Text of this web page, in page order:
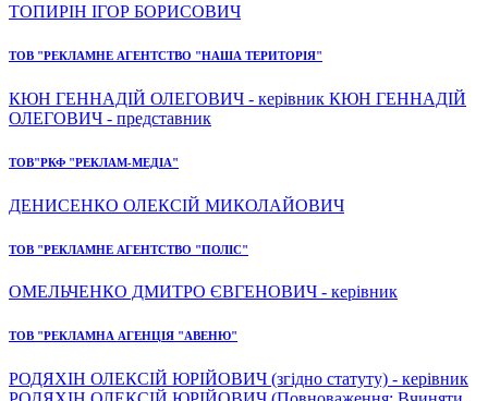
ТОПИРІН ІГОР БОРИСОВИЧ
ТОВ "РЕКЛАМНЕ АГЕНТСТВО "НАША ТЕРИТОРІЯ"
КЮН ГЕННАДІЙ ОЛЕГОВИЧ - керівник КЮН ГЕННАДІЙ
ОЛЕГОВИЧ - представник
ТОВ"РКФ "РЕКЛАМ-МЕДІА"
ДЕНИСЕНКО ОЛЕКСІЙ МИКОЛАЙОВИЧ
ТОВ "РЕКЛАМНЕ АГЕНТСТВО "ПОЛІС"
ОМЕЛЬЧЕНКО ДМИТРО ЄВГЕНОВИЧ - керівник
ТОВ "РЕКЛАМНА АГЕНЦІЯ "АВЕНЮ"
РОДЯХІН ОЛЕКСІЙ ЮРІЙОВИЧ (згідно статуту) - керівник